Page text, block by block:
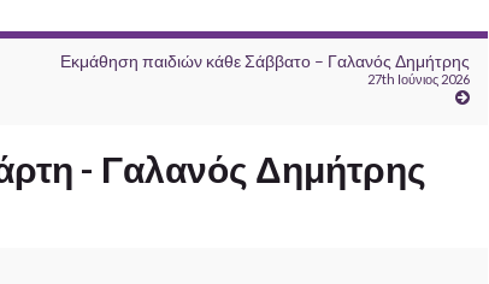
Εκμάθηση παιδιών κάθε Σάββατο – Γαλανός Δημήτρης
27th Ιούνιος 2026
- Γαλανός Δημήτρης